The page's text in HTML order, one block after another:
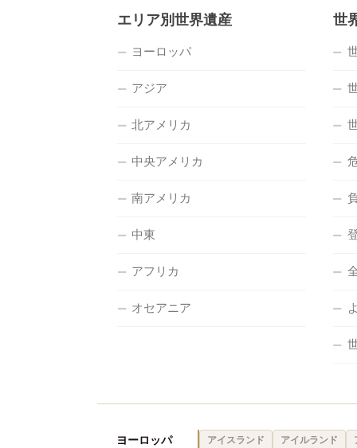
エリア別世界遺産
ヨーロッパ
アジア
北アメリカ
中央アメリカ
南アメリカ
中東
アフリカ
オセアニア
世
ヨーロッパ アイスランド アイルランド